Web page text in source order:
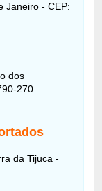
Janeiro - CEP:
dos
270
da Tijuca -